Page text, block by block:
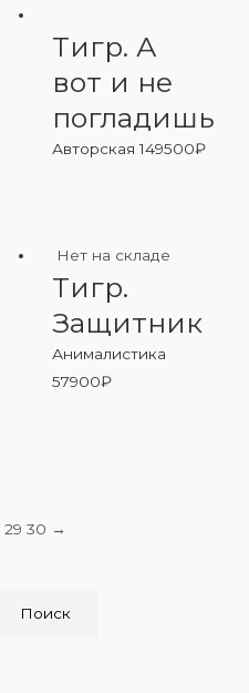
Поиск
Тигр. А
вот и не
погладишь
Авторская149500₽
Нет на складе
Тигр.
Защитник
Анималистика
57900₽
29 30 →